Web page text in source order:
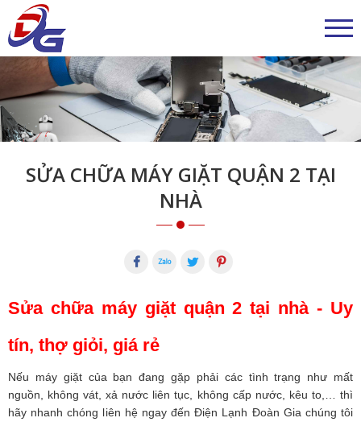
SỬA CHỮA MÁY GIẶT QUẬN 2 TẠI
NHÀ
Sửa chữa máy giặt quận 2 tại nhà - Uy
tín, thợ giỏi, giá rẻ
Nếu máy giặt của bạn đang gặp phải các tình trạng như mất
nguồn, không vát, xả nước liên tục, không cấp nước, kêu to,… thì
hãy nhanh chóng liên hệ ngay đếnĐiện Lạnh Đoàn Gia chúng tôi